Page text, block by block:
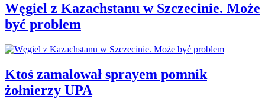
Węgiel z Kazachstanu w Szczecinie. Może
być problem
Ktoś zamalował sprayem pomnik
żołnierzy UPA